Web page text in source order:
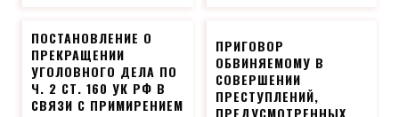
ПОСТАНОВЛЕНИЕ О
ПРЕКРАЩЕНИИ
УГОЛОВНОГО ДЕЛА ПО
Ч. 2 СТ. 160 УК РФ В
СВЯЗИ С ПРИМИРЕНИЕМ
ПРИГОВОР
ОБВИНЯЕМОМУ В
СОВЕРШЕНИИ
ПРЕСТУПЛЕНИЙ,
ПРЕДУСМОТРЕННЫХ